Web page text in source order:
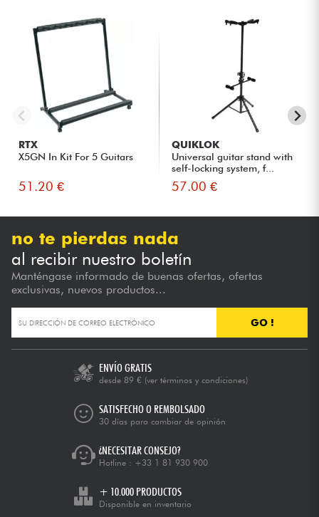
RTX
X5GN In Kit For 5 Guitars
51.20 €
QUIKLOK
Universal guitar stand with
self-locking system, f...
57.00 €
no te pierdas nada
al recibir nuestro boletín
Manténgase informado de buenas ofertas, ofertas
exclusivas, nuevos productos...
GO !
ENVÍO GRATIS
desde 89 € (ver términos y condiciones)
SATISFECHO O REMBOLSADO
30 días para cambiar de opinión
¿NECESITAR CONSEJO?
Hotline : +33 1 81 930 900
+ 10.000 PRODUCTOS
Disponible en inventario